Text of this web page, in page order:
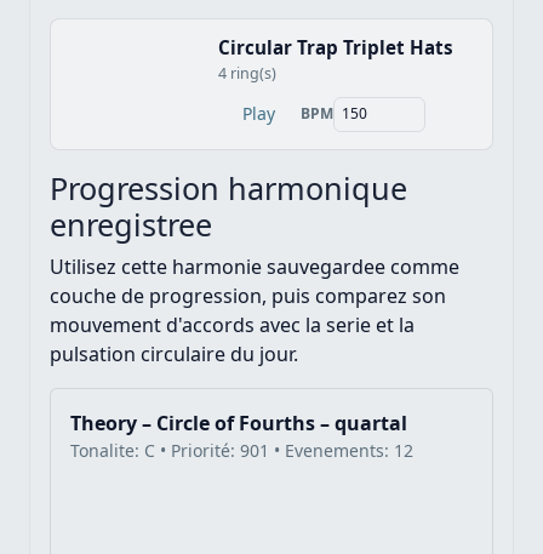
Circular Trap Triplet Hats
4 ring(s)
Play BPM
Progression harmonique
enregistree
Utilisez cette harmonie sauvegardee comme
couche de progression, puis comparez son
mouvement d'accords avec la serie et la
pulsation circulaire du jour.
Theory – Circle of Fourths – quartal
Tonalite: C • Priorité: 901 • Evenements: 12